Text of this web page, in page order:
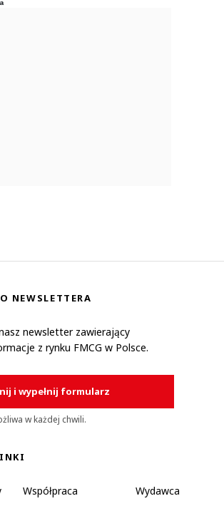
NEWSLETTERA
newsletter zawierający
z rynku FMCG w Polsce.
i wypełnij formularz
w każdej chwili.
Współpraca
Wydawca